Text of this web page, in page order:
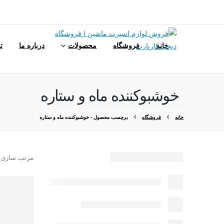
خانه فروشگاه محصولات درباره ما
خوشبوکننده ماه و ستاره
خانه فروشگاه برچسب محصول - خوشبوکننده ماه و ستاره
مرتب